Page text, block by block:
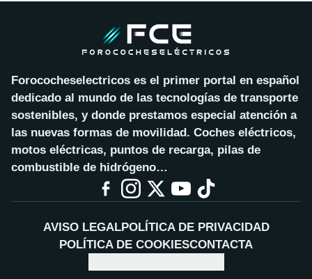
Forococheselectricos es el primer portal en español
dedicado al mundo de las tecnologías de transporte
sostenibles, y donde prestamos especial atención a
las nuevas formas de movilidad. Coches eléctricos,
motos eléctricas, puntos de recarga, pilas de
combustible de hidrógeno…
AVISO LEGALPOLÍTICA DE PRIVACIDAD
POLÍTICA DE COOKIESCONTACTA